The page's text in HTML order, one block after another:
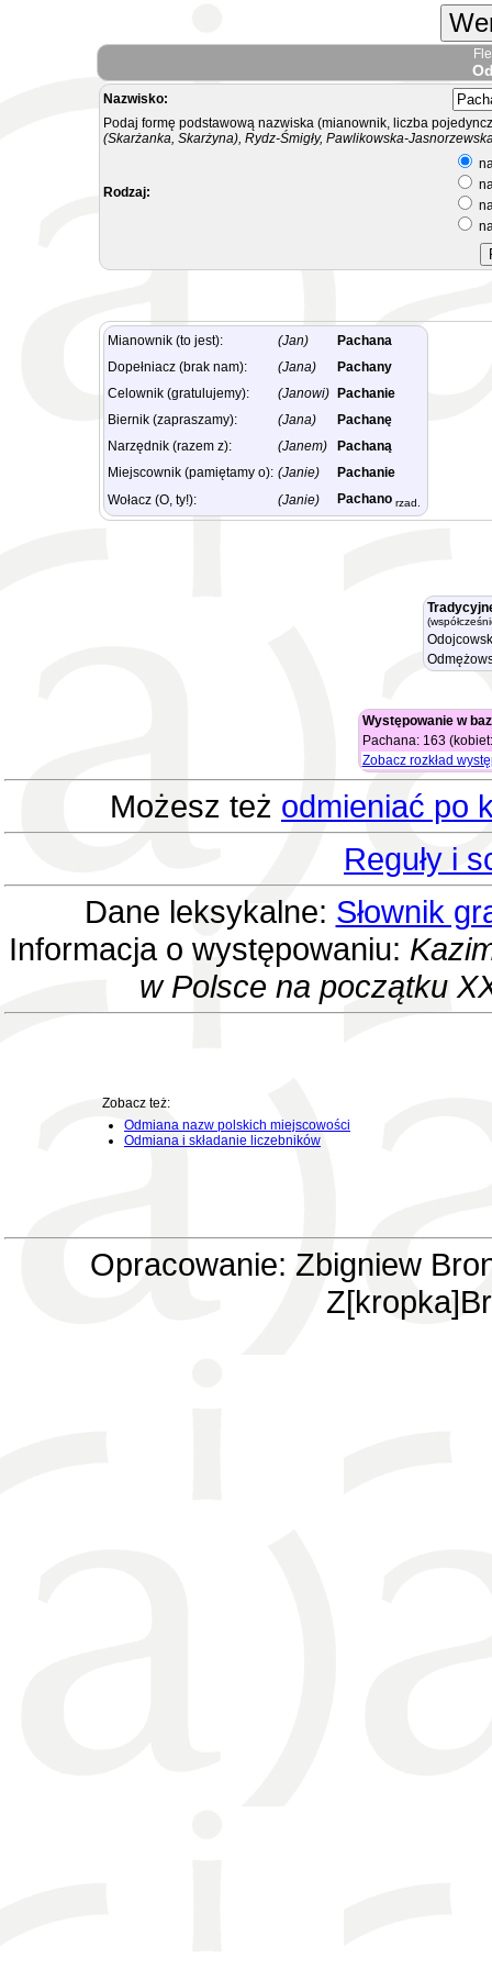
Nazwisko:
Podaj formę podstawową nazwiska (mianownik, liczba
(Skarżanka, Skarżyna), Rydz-Śmigły, Pawlikowska-
Rodzaj:
Mianownik (to jest): (Jan)
Pachana
Dopełniacz (brak nam):
(Jana)
Pachany
Celownik (gratulujemy):
(Janowi)
Pachanie
Biernik (zapraszamy):
(Jana)
Pachanę
Narzędnik (razem z):
(Janem)
Pachaną
Miejscownik (pamiętamy o): (Janie)
Pachanie
Wołacz (O, ty!):
(Janie) Pachano rzad.
Występowanie w
Pachana: 163
Zobacz rozkład
Możesz też odmieniać po
Reguły i
Dane leksykalne: Słownik
Informacja o występowaniu:
w Polsce na początku
Zobacz też:
Odmiana nazw polskich miejscowości
Odmiana i składanie liczebników
Opracowanie: Zbigniew